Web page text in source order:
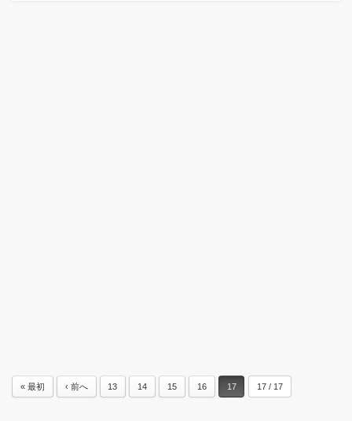
« 最初 ‹ 前へ 13 14 15 16 17 17 / 17